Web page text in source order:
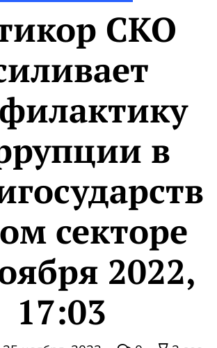
СКО
в
секторе
2022,
17:03